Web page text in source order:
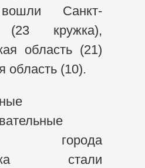
Санкт-
(23 кружка),
область (21)
область (10).
города
стали